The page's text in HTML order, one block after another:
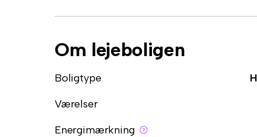
Om lejeboligen
Boligtype
Værelser
Energimærkning